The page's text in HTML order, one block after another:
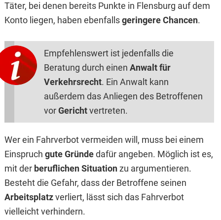
Täter, bei denen bereits Punkte in Flensburg auf dem
Konto liegen, haben ebenfallsgeringere Chancen.
Empfehlenswert ist jedenfalls die
Beratung durch einen Anwalt für
Verkehrsrecht. Ein Anwalt kann
außerdem das Anliegen des Betroffenen
vorGerichtvertreten.
Wer ein Fahrverbot vermeiden will, muss bei einem
Einspruch gute Gründedafür angeben. Möglich ist es,
mit der beruflichen Situationzu argumentieren.
Besteht die Gefahr, dass der Betroffene seinen
Arbeitsplatzverliert, lässt sich das Fahrverbot
vielleicht verhindern.